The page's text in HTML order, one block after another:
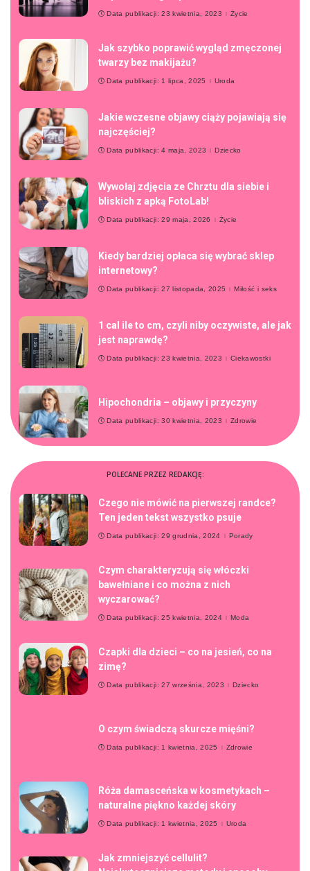
Data publikacji: 23 kwietnia, 2023 Życie
Jak szybko poprawić wygląd zmęczonej
twarzy bez makijażu?
Data publikacji: 1 lipca, 2025 Uroda
Jakie wczesne objawy ciąży pojawiają się
najczęściej?
Data publikacji: 4 maja, 2023 Dziecko
Wywołaj zdjęcia ze Chrztu dla siebie i
bliskich z apką FotoLab!
Data publikacji: 29 maja, 2026 Życie
Kiedy bardziej opłaca się wybrać sklep
internetowy?
Data publikacji: 27 listopada, 2025 Miłość i seks
1 cal ile to cm, czyli niby oczywiste, ale jak
jest naprawdę?
Data publikacji: 23 kwietnia, 2023 Ciekawostki
Hipochondria – objawy i przyczyny
Data publikacji: 30 kwietnia, 2023 Zdrowie
POLECANE PRZEZ REDAKCJĘ:
Czego nie mówić na pierwszej randce?
Ten jeden tekst wszystko psuje
Data publikacji: 29 grudnia, 2024 Porady
Czym charakteryzują się włóczki
bawełniane i co można z nich
wyczarować?
Data publikacji: 25 kwietnia, 2024 Moda
Czapki dla dzieci – co na jesień, co na
zimę?
Data publikacji: 27 września, 2023 Dziecko
O czym świadczą skurcze mięśni?
Data publikacji: 1 kwietnia, 2025 Zdrowie
Róża damasceńska w kosmetykach –
naturalne piękno każdej skóry
Data publikacji: 1 kwietnia, 2025 Uroda
Jak zmniejszyć cellulit?